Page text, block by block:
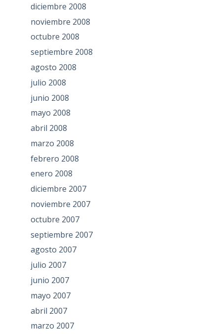
diciembre 2008
noviembre 2008
octubre 2008
septiembre 2008
agosto 2008
julio 2008
junio 2008
mayo 2008
abril 2008
marzo 2008
febrero 2008
enero 2008
diciembre 2007
noviembre 2007
octubre 2007
septiembre 2007
agosto 2007
julio 2007
junio 2007
mayo 2007
abril 2007
marzo 2007